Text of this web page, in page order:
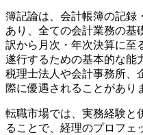
簿記論は、会計帳簿の記録
あり、全ての会計業務の基
訳から月次・年次決算に至
遂行するための基本的な能
税理士法人や会計事務所、
際に優遇されることがあり
転職市場では、実務経験と
ることで、経理のプロフェ